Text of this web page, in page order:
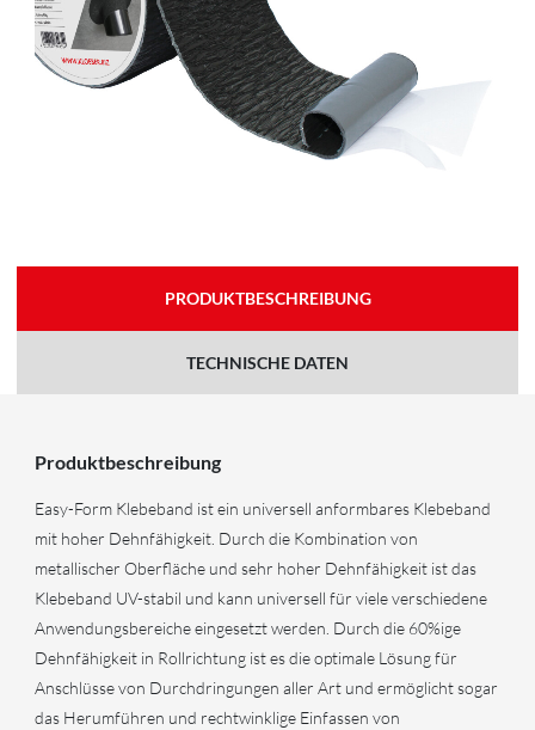
PRODUKTBESCHREIBUNG
TECHNISCHE DATEN
Produktbeschreibung
Easy-Form Klebeband ist ein universell anformbares Klebeband
mit hoher Dehnfähigkeit. Durch die Kombination von
metallischer Oberfläche und sehr hoher Dehnfähigkeit ist das
Klebeband UV-stabil und kann universell für viele verschiedene
Anwendungsbereiche eingesetzt werden. Durch die 60%ige
Dehnfähigkeit in Rollrichtung ist es die optimale Lösung für
Anschlüsse von Durchdringungen aller Art und ermöglicht sogar
das Herumführen und rechtwinklige Einfassen von